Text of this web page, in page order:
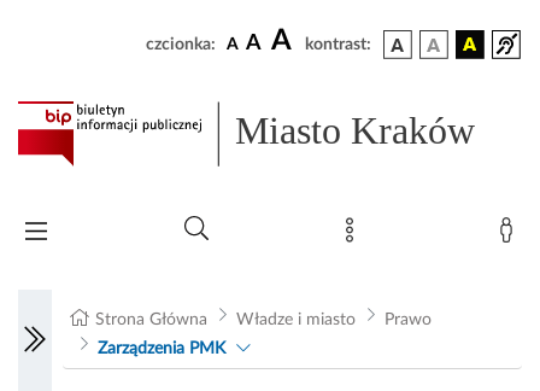
czcionka: A A A kontrast:
Miasto Kraków
Strona Główna Władze i miasto
Prawo
Zarządzenia PMK